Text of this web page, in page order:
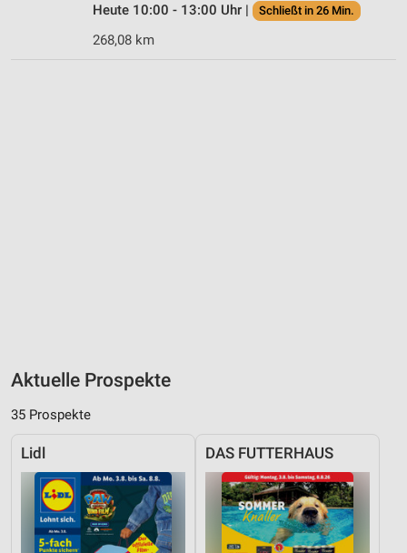
Heute 10:00 - 13:00 Uhr |
Schließt in 26 Min.
268,08 km
Aktuelle Prospekte
35 Prospekte
Lidl DAS FUTTERHAUS